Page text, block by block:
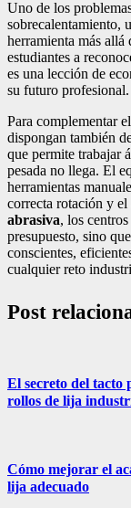
Uno de los
sobrecalentamiento,
herramienta más allá
estudiantes a
es una lección de
su futuro profesional.
Para complementar
dispongan también
que permite trabajar
pesada no llega. El
herramientas
correcta rotación y el
abrasiva, los
presupuesto, sino
conscientes,
cualquier reto
Post
El secreto del tacto
rollos de lija
Cómo mejorar el
lija adecuado